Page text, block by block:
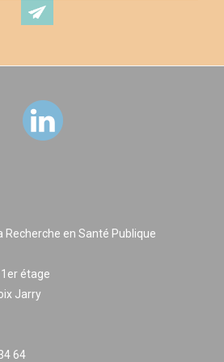
des différentes équipes, en
des soins primaires. Enfin, REFLIS
et québécoise.
Recherche en Santé Publique
étage
Jarry
64